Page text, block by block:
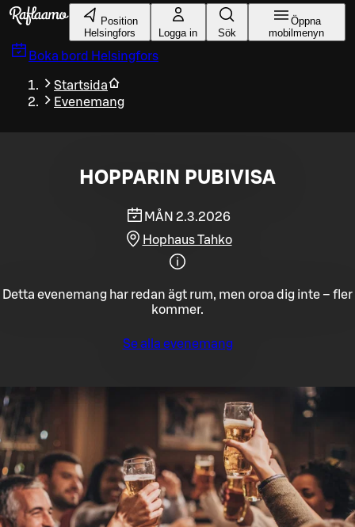
Gå till huvudinnehållet
Position
Helsingfors
Logga in Sök
Öppna
mobilmenyn
Boka bord Helsingfors
Startsida
Evenemang
HOPPARIN PUBIVISA
MÅN 2.3.2026
Hophaus Tahko
Detta evenemang har redan ägt rum, men oroa dig inte – fler
kommer.
Se alla evenemang